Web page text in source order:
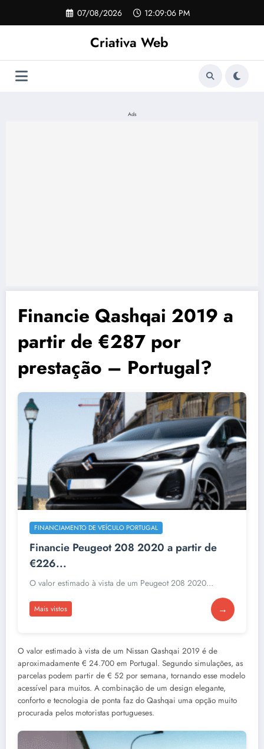
o
07/08/2026 12:09:06 PM
Criativa Web
Ads
Financie Qashqai 2019 a
partir de €287 por
prestação – Portugal?
FINANCIAMENTO DE VEÍCULO PORTUGAL
Financie Peugeot 208 2020 a partir de
€226...
O valor estimado à vista de um Peugeot 208 2020...
Mais vistos →
O valor estimado à vista de um Nissan Qashqai 2019 é de
aproximadamente € 24.700 em Portugal. Segundo simulações, as
parcelas podem partir de € 52 por semana, tornando esse modelo
acessível para muitos. A combinação de um design elegante,
conforto e tecnologia de ponta faz do Qashqai uma opção muito
procurada pelos motoristas portugueses.